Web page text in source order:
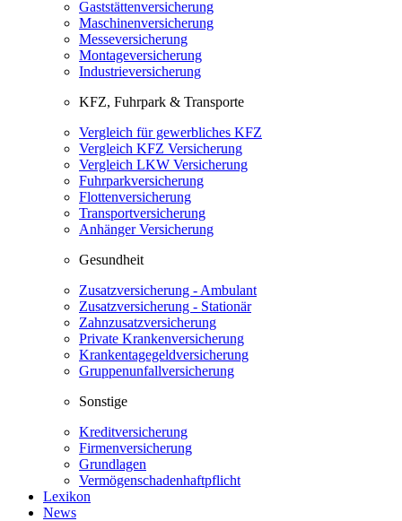
Gaststättenversicherung
Maschinenversicherung
Messeversicherung
Montageversicherung
Industrieversicherung
KFZ, Fuhrpark & Transporte
Vergleich für gewerbliches KFZ
Vergleich KFZ Versicherung
Vergleich LKW Versicherung
Fuhrparkversicherung
Flottenversicherung
Transportversicherung
Anhänger Versicherung
Gesundheit
Zusatzversicherung - Ambulant
Zusatzversicherung - Stationär
Zahnzusatzversicherung
Private Krankenversicherung
Krankentagegeldversicherung
Gruppenunfallversicherung
Sonstige
Kreditversicherung
Firmenversicherung
Grundlagen
Vermögenschadenhaftpflicht
Lexikon
News